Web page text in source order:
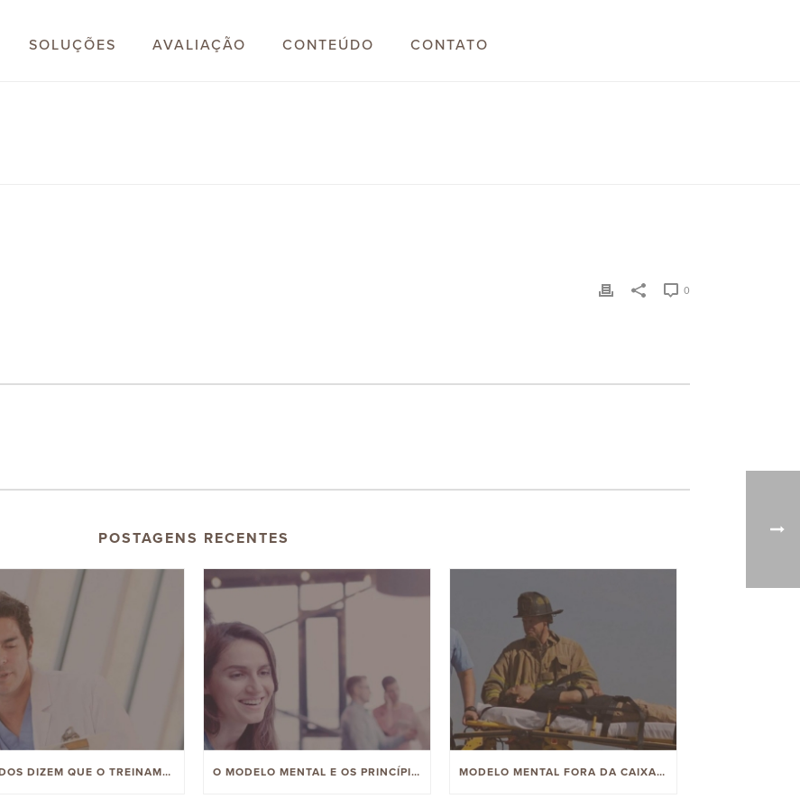
SOLUÇÕES AVALIAÇÃO CONTEÚDO CONTATO
0
POSTAGENS RECENTES
ESTUDOS DIZEM QUE O TREINAMENTO DA ARBINGER MELHORA A CULTURA, PERFORMANCE E ENGAJAMENTO O MODELO MENTAL E OS PRINCÍPIOS DO TRABALHO DA ARBINGER MODELO MENTAL FORA DA CAIXA, POR QUE SERIA IMPORTANTE PARA MIM?